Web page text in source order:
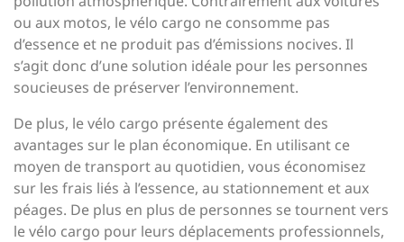
ou aux motos, le vélo cargo ne consomme pas
d’essence et ne produit pas d’émissions nocives. Il
s’agit donc d’une solution idéale pour les personnes
soucieuses de préserver l’environnement.
De plus, le vélo cargo présente également des
avantages sur le plan économique. En utilisant ce
moyen de transport au quotidien, vous économisez
sur les frais liés à l’essence, au stationnement et aux
péages. De plus en plus de personnes se tournent vers
le vélo cargo pour leurs déplacements professionnels,